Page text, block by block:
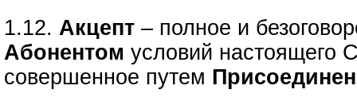
1.12.Акцепт– полное и
Абонентом условий настоящего
совершенное путем